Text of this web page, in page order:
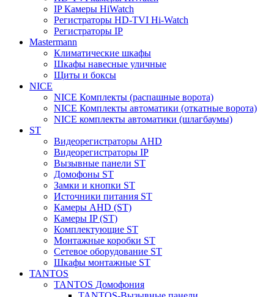
IP Камеры HiWatch
Регистраторы HD-TVI Hi-Watch
Регистраторы IP
Mastermann
Климатические шкафы
Шкафы навесные уличные
Щиты и боксы
NICE
NICE Комплекты (распашные ворота)
NICE Комплекты автоматики (откатные ворота)
NICE комплекты автоматики (шлагбаумы)
ST
Видеорегистраторы AHD
Видеорегистраторы IP
Вызывные панели ST
Домофоны ST
Замки и кнопки ST
Источники питания ST
Камеры AHD (ST)
Камеры IP (ST)
Комплектующие ST
Монтажные коробки ST
Сетевое оборудование ST
Шкафы монтажные ST
TANTOS
TANTOS Домофония